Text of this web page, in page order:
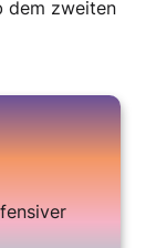
dem zweiten